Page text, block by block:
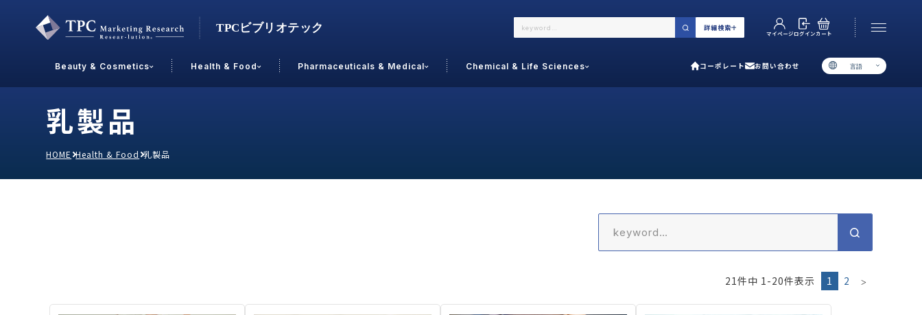
詳細検索
マイページログインカート
Beauty & Cosmetics Health & Food Pharmaceuticals & Medical Chemical & Life Sciences コーポレート お問い合わせ 言語
業界で選ぶ カテゴリで選ぶ 調査の種類で選ぶ
Contact Us
原料・素材
トップ
ご利用ガイド
乳製品
HOME Health & Food 乳製品
21件中 1-20件表示 1 2